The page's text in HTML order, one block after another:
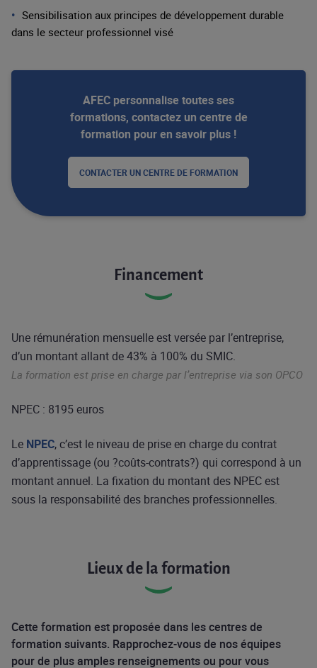
Sensibilisation aux principes de développement durable
dans le secteur professionnel visé
AFEC personnalise toutes ses
formations, contactez un centre de
formation pour en savoir plus !
CONTACTER UN CENTRE DE FORMATION
Financement
Une rémunération mensuelle est versée par l’entreprise,
d’un montant allant de 43% à 100% du SMIC.
La formation est prise en charge par l’entreprise via son OPCO
NPEC : 8195 euros
Le NPEC, c’est le niveau de prise en charge du contrat
d’apprentissage (ou ?coûts-contrats?) qui correspond à un
montant annuel. La fixation du montant des NPEC est
sous la responsabilité des branches professionnelles.
Lieux de la formation
Cette formation est proposée dans les centres de
formation suivants. Rapprochez-vous de nos équipes
pour de plus amples renseignements ou pour vous